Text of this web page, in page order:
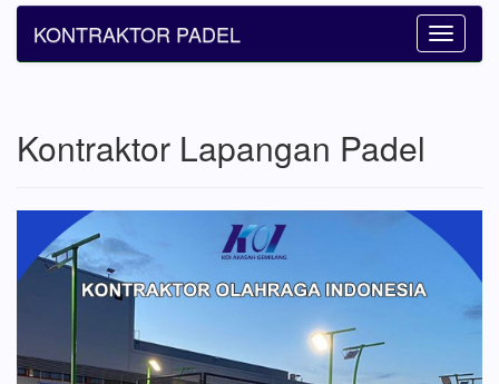
Toggle
KONTRAKTOR PADEL
Kontraktor Lapangan Padel